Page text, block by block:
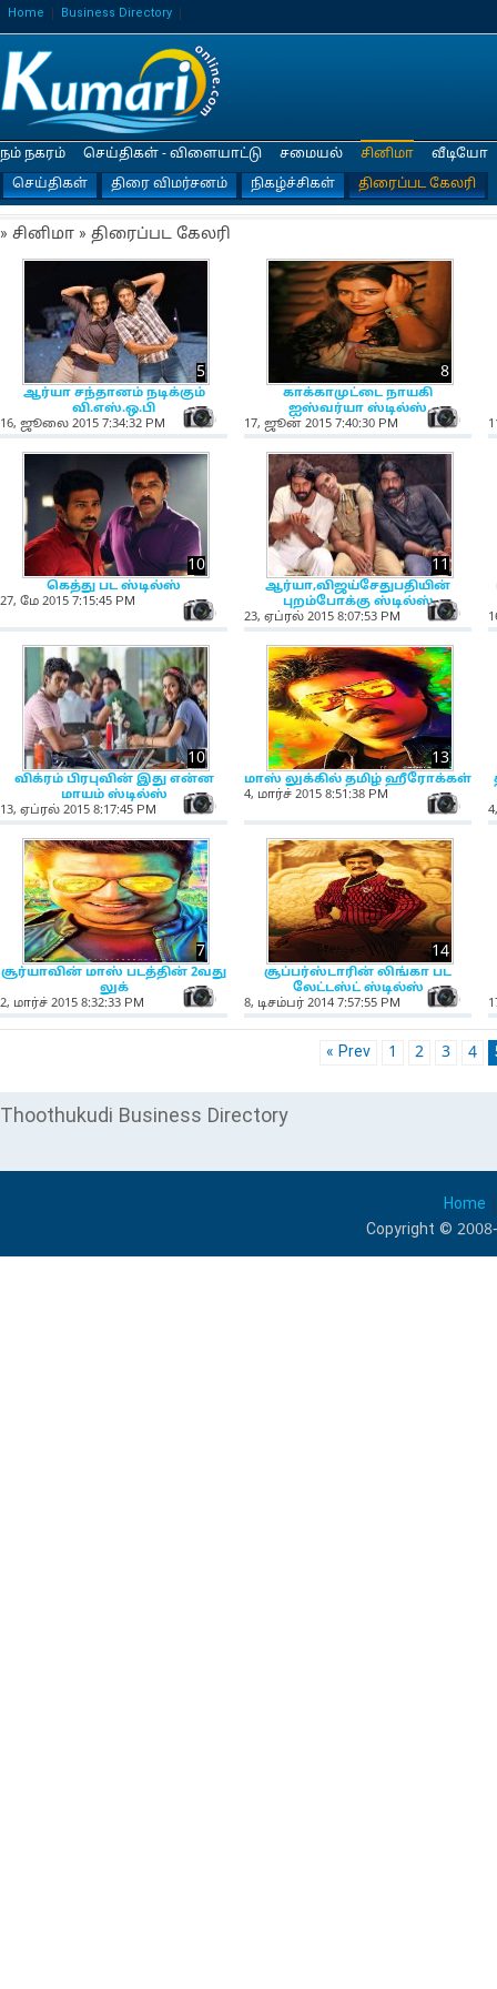
Home Business Directory
நம் நகரம் செய்திகள் - விளையாட்டு சமையல்
சினிமா
செய்திகள்
திரை விமர்சனம் நிகழ்ச்சிகள் திரைப்பட கேலரி
வீடியோ
» சினிமா » திரைப்பட கேலரி
NewsIcon
ஆர்யா சந்தானம் நடிக்கும்
வி.எஸ்.ஒ.பி
5
16, ஜூலை 2015 7:34:32 PM
காக்காமுட்டை நாயகி
ஐஸ்வர்யா ஸ்டில்ஸ்
8
17, ஜூன் 2015 7:40:30 PM
NewsIcon
கெத்து பட ஸ்டில்ஸ்
10
27, மே 2015 7:15:45 PM
ஆர்யா,விஜய்சேதுபதியின்
புறம்போக்கு ஸ்டில்ஸ்
11
23, ஏப்ரல் 2015 8:07:53 PM
NewsIcon
விக்ரம் பிரபுவின் இது என்ன
மாயம் ஸ்டில்ஸ்
10
13, ஏப்ரல் 2015 8:17:45 PM
மாஸ் லுக்கில் தமிழ் ஹீரோக்கள்
13
4, மார்ச் 2015 8:51:38 PM
NewsIcon
சூர்யாவின் மாஸ் படத்தின் 2வது
லுக்
7
2, மார்ச் 2015 8:32:33 PM
சூப்பர்ஸ்டாரின் லிங்கா பட
லேட்டஸ்ட் ஸ்டில்ஸ்
14
8, டிசம்பர் 2014 7:57:55 PM
« Prev 1 2 3 4
Thoothukudi Business Directory
Home
Copyright ©